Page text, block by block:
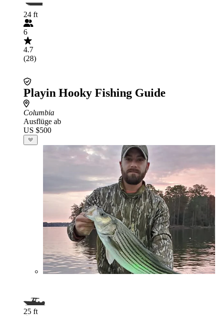
24 ft
6
4.7
(28)
Playin Hooky Fishing Guide
Columbia
Ausflüge ab
US $500
25 ft